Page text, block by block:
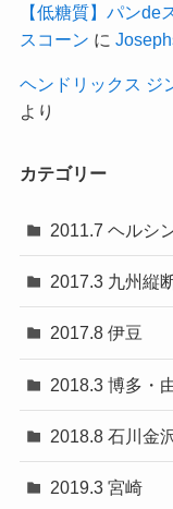
【低糖質】パンde
スコーン に
ヘンドリックス ジ
より
カテゴリー
2011.7 ヘルシ
2017.3 九州縦
2017.8 伊豆
2018.3 博多・
2018.8 石川金
2019.3 宮崎